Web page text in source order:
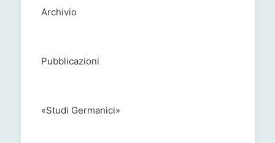
Archivio
Pubblicazioni
«Studi Germanici»